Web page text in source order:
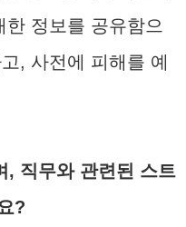
정보를 공유함으
, 사전에 피해를 예
, 직무와 관련된 스트
?